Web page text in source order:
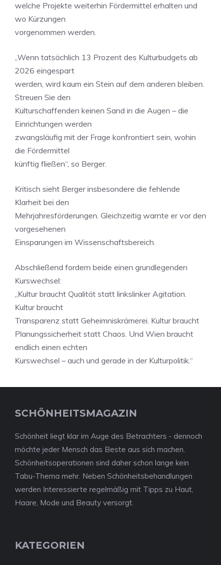
welche Projekte weiterhin Fördermittel erhalten und
wo Kürzungen
vorgenommen werden.
„Wenn tatsächlich 13 Prozent des Kulturbudgets ab
2026 eingespart
werden, wird kaum ein Stein auf dem anderen bleiben.
Streuen Sie den
Kulturschaffenden keinen Sand in die Augen – die
Einrichtungen werden
zwangsläufig mit der Frage konfrontiert sein, wohin
die Fördermittel
künftig fließen“, so Berger.
Kritisch sieht Berger insbesondere die fehlende
Klarheit bei den
Mehrjahresförderungen. Gleichzeitig warnte er vor den
vorgesehenen
Einsparungen im Wissenschaftsbereich.
Abschließend fordern beide einen grundlegenden
Kurswechsel:
„Kultur braucht Qualität statt linkslinker Agitation.
Kultur braucht
Transparenz statt Geheimniskrämerei. Kultur braucht
Planungssicherheit statt Chaos. Und Wien braucht
endlich einen echten
Kurswechsel – auch und gerade in der Kulturpolitik.“
SCHÖNHEITSMAGAZIN
Schönheit liegt klar im Auge des Betrachters - dennoch
möchte jeder Mensch das Beste aus sich machen.
Schönheitsoperationen sind daher schon lange kein
Tabu-Thema mehr. Neben Schönheitsbehandlungen
werden Interessierte regelmäßig mit Tipps zu Haut,
Haare, Mode und Beauty versorgt.
KATEGORIEN